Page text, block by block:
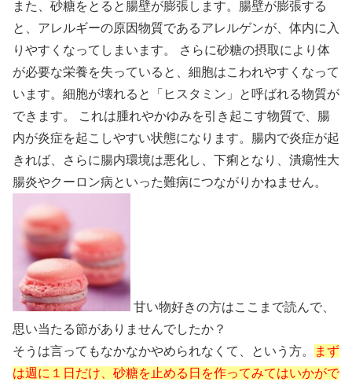
また、砂糖をとると腸壁が膨張します。腸壁が膨張する
と、アレルギーの原因物質であるアレルゲンが、体内に入
りやすくなってしまいます。 さらに砂糖の摂取により体
が必要な栄養を失っていると、細胞はこわれやすくなって
います。細胞が壊れると「ヒスタミン」と呼ばれる物質が
できます。 これは腫れやかゆみを引き起こす物質で、腸
内が炎症を起こしやすい状態になります。腸内で炎症が起
きれば、さらに腸内環境は悪化し、下痢となり、潰瘍性大
腸炎やクーロン病といった難病につながりかねません。
甘い物好きの方はここまで読んで、
思い当たる節がありませんでしたか？
そうは言ってもなかなかやめられなくて、という方。
まず
は週に１日だけ、砂糖を止める日を作ってみてはいかがで